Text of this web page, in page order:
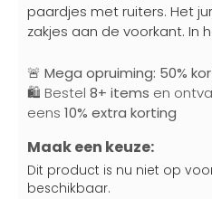
paardjes met ruiters. Het
zakjes aan de voorkant. In
🚨 Mega opruiming: 50%
🛍️ Bestel 8+ items en
eens 10% extra korting
Maak een keuze:
Dit product is nu niet op
beschikbaar.